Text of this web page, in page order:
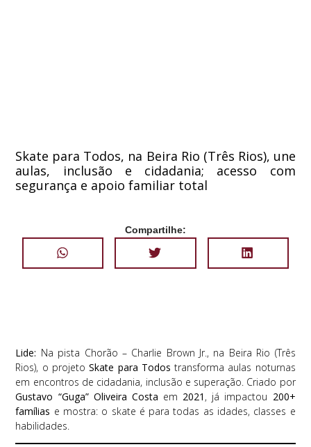
Skate para Todos, na Beira Rio (Três Rios), une
aulas, inclusão e cidadania; acesso com
segurança e apoio familiar total
Compartilhe:
Lide: Na pista Chorão – Charlie Brown Jr., na Beira Rio (Três
Rios), o projetoSkate para Todos transforma aulas noturnas
em encontros de cidadania, inclusão e superação. Criado por
Gustavo “Guga” Oliveira Costa em 2021 , já impactou 200+
famílias e mostra: o skate é para todas as idades, classes e
habilidades.